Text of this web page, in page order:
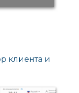
клиента и